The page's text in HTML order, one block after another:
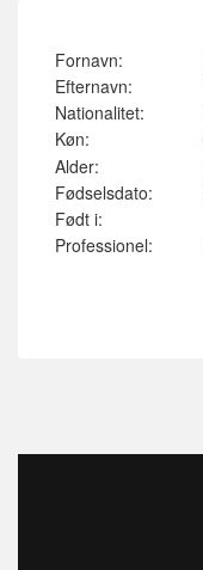
Fornavn:
Efternavn:
Nationalitet:
Køn:
Alder:
Fødselsdato:
Født i:
Professionel: